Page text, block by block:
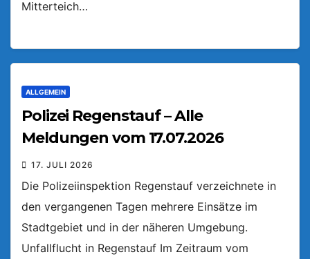
Mitterteich…
ALLGEMEIN
Polizei Regenstauf – Alle
Meldungen vom 17.07.2026
17. JULI 2026
Die Polizeiinspektion Regenstauf verzeichnete in
den vergangenen Tagen mehrere Einsätze im
Stadtgebiet und in der näheren Umgebung.
Unfallflucht in Regenstauf Im Zeitraum vom